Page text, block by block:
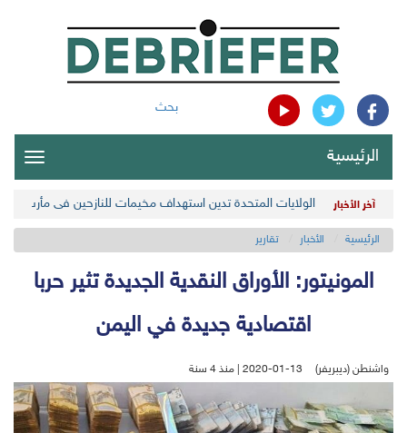
بحث
الرئيسية
آخر الأخبار الولايات المتحدة تدين استهداف مخيمات للنازحين في مأرب
الرئيسية الأخبار تقارير
المونيتور: الأوراق النقدية الجديدة تثير حربا
اقتصادية جديدة في اليمن
واشنطن (ديبريفر) 2020-01-13 | منذ 4 سنة